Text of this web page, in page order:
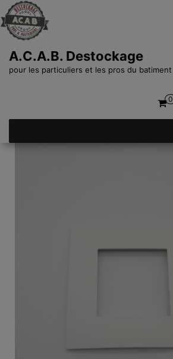
A.C.A.B. Destockage
pour les particuliers et les pros du batiment
0